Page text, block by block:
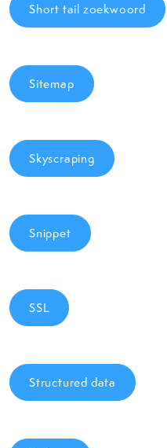
Short tail zoekwoord
Sitemap
Skyscraping
Snippet
SSL
Structured data